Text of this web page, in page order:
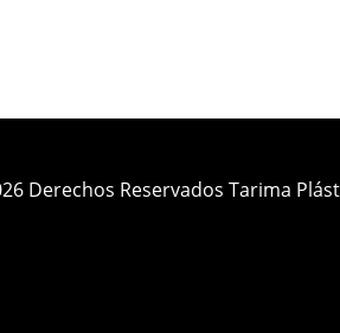
Derechos Reservados Tarima